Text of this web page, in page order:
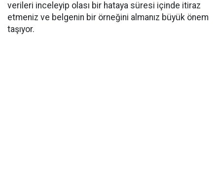
verileri inceleyip olası bir hataya süresi içinde itiraz
etmeniz ve belgenin bir örneğini almanız büyük önem
taşıyor.